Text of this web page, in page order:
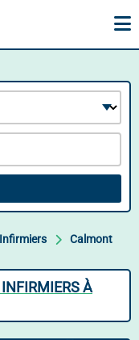
Calmont
À